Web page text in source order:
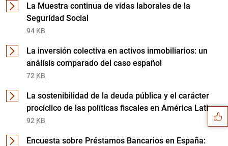
La Muestra continua de vidas laborales de la
Seguridad Social
94 KB
La inversión colectiva en activos inmobiliarios: un
análisis comparado del caso español
72 KB
La sostenibilidad de la deuda pública y el carácter
procíclico de las políticas fiscales en América Latina
92 KB
Encuesta sobre Préstamos Bancarios en España:
Sugerencias